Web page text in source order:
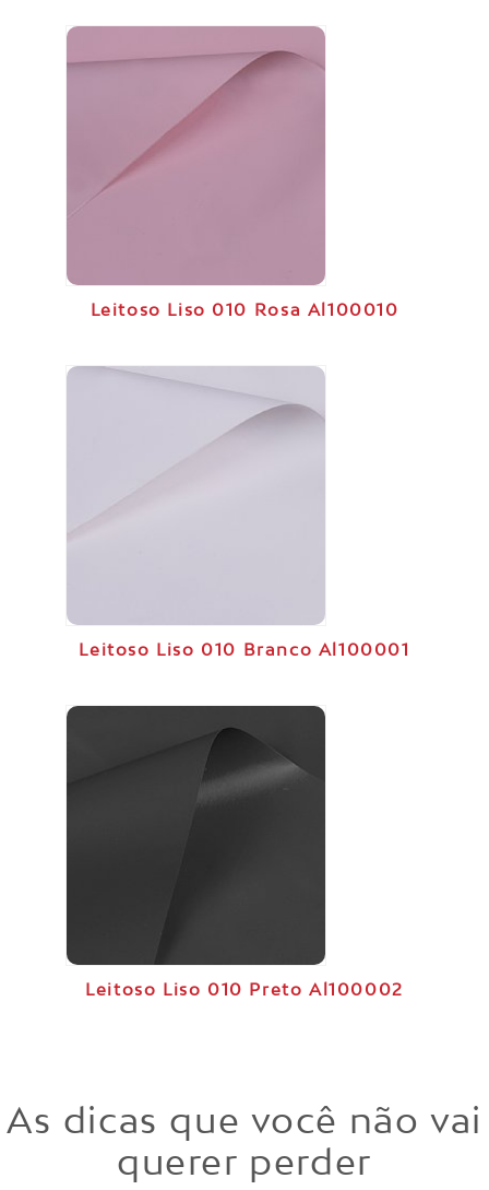
Leitoso Liso 010 Rosa Al100010
Leitoso Liso 010 Branco Al100001
Leitoso Liso 010 Preto Al100002
As dicas que você não vai
querer perder